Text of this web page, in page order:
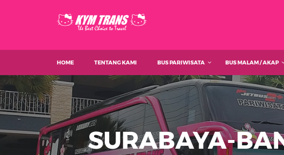
HOME TENTANG KAMI BUS PARIWISATA BUS MALAM / AKAP
SURABAYA-